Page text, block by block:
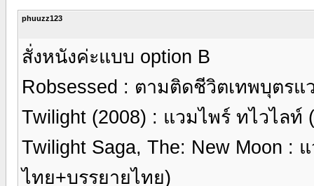
phuuzz123
สั่งหนังค่ะแบบ option B
Robsessed : ตามติดชีวิตเทพบุตร
Twilight (2008) : แวมไพร์ ทไวไลท์
Twilight Saga, The: New Moon :
ไทย+บรรยายไทย)